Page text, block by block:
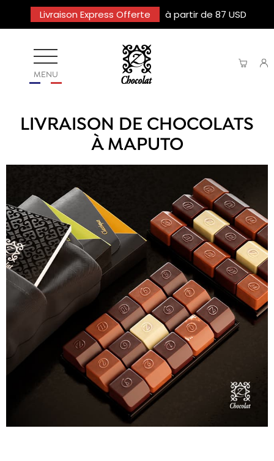
Livraison Express Offerte à partir de 87 USD
MENU
LIVRAISON DE CHOCOLATS
À MAPUTO